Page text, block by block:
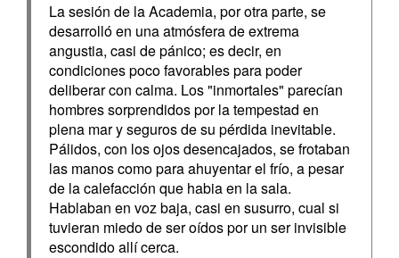
La sesión de la Academia, por otra parte, se
desarrolló en una atmósfera de extrema
angustia, casi de pánico; es decir, en
condiciones poco favorables para poder
deliberar con calma. Los "inmortales" parecían
hombres sorprendidos por la tempestad en
plena mar y seguros de su pérdida inevitable.
Pálidos, con los ojos desencajados, se frotaban
las manos como para ahuyentar el frío, a pesar
de la calefacción que habia en la sala.
Hablaban en voz baja, casi en susurro, cual si
tuvieran miedo de ser oídos por un ser invisible
escondido allí cerca.